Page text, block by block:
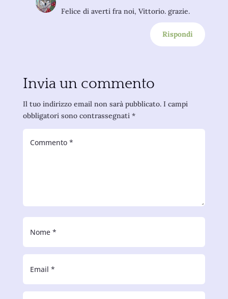
Felice di averti fra noi, Vittorio. grazie.
Rispondi
Invia un commento
Il tuo indirizzo email non sarà pubblicato. I campi
obbligatori sono contrassegnati *